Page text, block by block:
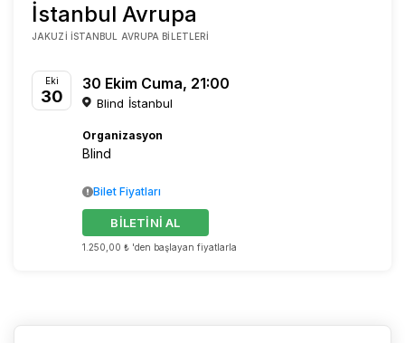
İstanbul Avrupa
JAKUZI İSTANBUL AVRUPA BILETLERI
Eki
30
30 Ekim Cuma, 21:00
Blind İstanbul
Organizasyon
Blind
1.250,00 ₺ 'den başlayan fiyatlarla
BİLETİNİ AL
Bilet Fiyatları